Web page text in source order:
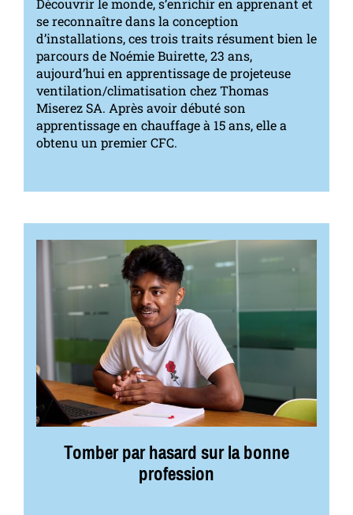
se reconnaître dans la conception
d’installations, ces trois traits résument bien le
parcours de Noémie Buirette, 23 ans,
aujourd’hui en apprentissage de projeteuse
ventilation/climatisation chez Thomas
Miserez SA. Après avoir débuté son
apprentissage en chauffage à 15 ans, elle a
obtenu un premier CFC.
Tomber par hasard sur la bonne
profession